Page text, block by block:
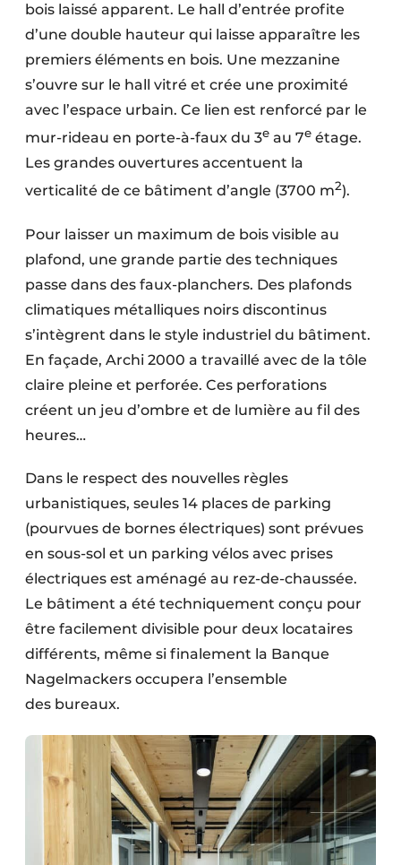
bois laissé apparent. Le hall d’entrée profite
d’une double hauteur qui laisse apparaître les
premiers éléments en bois. Une mezzanine
s’ouvre sur le hall vitré et crée une proximité
avec l’espace urbain. Ce lien est renforcé par le
mur-rideau en porte-à-faux du 3e au 7e étage.
Les grandes ouvertures accentuent la
verticalité de ce bâtiment d’angle (3700 m2).
Pour laisser un maximum de bois visible au
plafond, une grande partie des techniques
passe dans des faux-planchers. Des plafonds
clima­tiques métalliques noirs discontinus
s’intègrent dans le style industriel du bâtiment.
En façade, Archi 2000 a travaillé avec de la tôle
claire pleine et perforée. Ces perforations
créent un jeu d’ombre et de lumière au fil des
heures…
Dans le respect des nouvelles règles
urbanistiques, seules 14 places de parking
(pourvues de bornes électriques) sont prévues
en sous-sol et un parking vélos avec prises
électriques est aménagé au rez-de-chaussée.
Le bâtiment a été techniquement conçu pour
être facilement divisible pour deux locataires
différents, même si finalement la Banque
Nagelmackers occupera l’ensemble
des bureaux.